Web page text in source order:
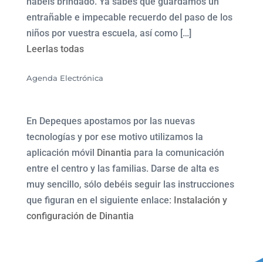
entrañable e impecable recuerdo del paso de los
niños por vuestra escuela, así como […]
Leerlas todas
Agenda Electrónica
En Depeques apostamos por las nuevas
tecnologías y por ese motivo utilizamos la
aplicación móvil Dinantia para la comunicación
entre el centro y las familias. Darse de alta es
muy sencillo, sólo debéis seguir las instrucciones
que figuran en el siguiente enlace: Instalación y
configuración de Dinantia